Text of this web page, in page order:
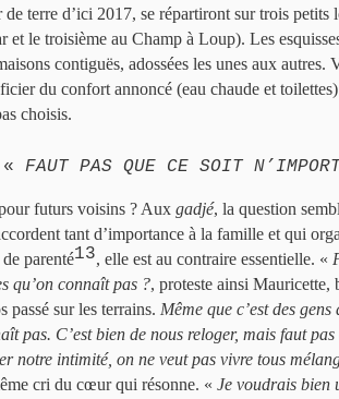
de terre d’ici 2017, se répartiront sur trois
et le troisième au Champ à Loup). Les
contiguës, adossées les unes aux
du confort annoncé (eau chaude et
choisis.
« FAUT PAS QUE CE SOIT
futurs voisins ? Aux gadjé, la question
tant d’importance à la famille et qui
parenté13, elle est au contraire essentielle. «
qu’on connaît pas ?, proteste ainsi Mauricette,
passé sur les terrains. Même que c’est des
pas. C’est bien de nous reloger, mais faut
notre intimité, on ne veut pas vivre tous
cri du cœur qui résonne. « Je voudrais bien